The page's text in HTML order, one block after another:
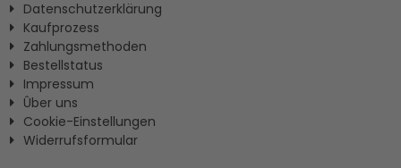
Datenschutzerklärung
Kaufprozess
Zahlungsmethoden
Bestellstatus
Impressum
Ûber uns
Cookie-Einstellungen
Widerrufsformular